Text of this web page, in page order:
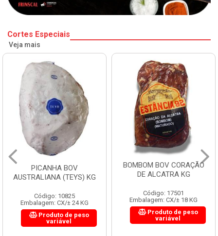
Cortes Especiais
Veja mais
BOMBOM BOV CORAÇÃO
DE ALCATRA KG
Código: 17501
Embalagem: CX/± 18 KG
Produto de peso
variável
FILE DE COSTELA
ENTRECOTE ESTANCIA KG
Código: 18299
Embalagem: CX/± 14,4 KG
Produto de peso
variável